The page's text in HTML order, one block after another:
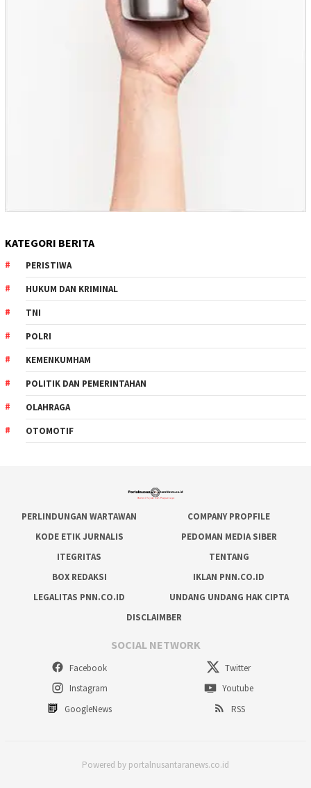
KATEGORI BERITA
PERISTIWA
HUKUM DAN KRIMINAL
TNI
POLRI
KEMENKUMHAM
POLITIK DAN PEMERINTAHAN
OLAHRAGA
OTOMOTIF
PERLINDUNGAN WARTAWAN
COMPANY PROPFILE
KODE ETIK JURNALIS
PEDOMAN MEDIA SIBER
ITEGRITAS
TENTANG
BOX REDAKSI
IKLAN PNN.CO.ID
LEGALITAS PNN.CO.ID
UNDANG UNDANG HAK CIPTA
DISCLAIMBER
SOCIAL NETWORK
Facebook
Twitter
Instagram
Youtube
GoogleNews
RSS
Powered by portalnusantaranews.co.id